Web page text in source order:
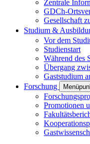
Zentrale
GDCh-
Gesellschaft
Studium &
Vor dem
Studienstart
Während des
Übergang
Gaststudium
Forschung
Promotionen